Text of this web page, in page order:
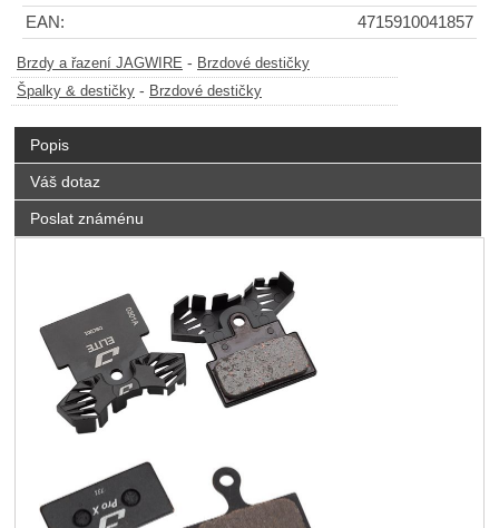
EAN:
4715910041857
Brzdy a řazení JAGWIRE - Brzdové destičky
Špalky & destičky - Brzdové destičky
Popis
Váš dotaz
Poslat známénu